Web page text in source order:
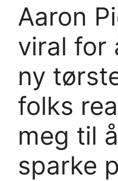
Aaron
viral for
ny
folks
meg til
sparke